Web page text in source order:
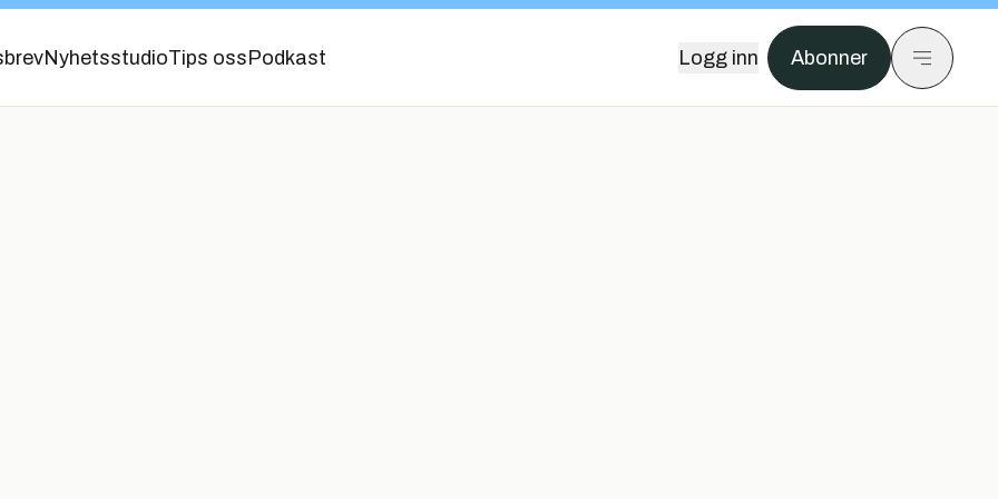
NyhetsstudioTips oss Podkast Logg inn Abonner